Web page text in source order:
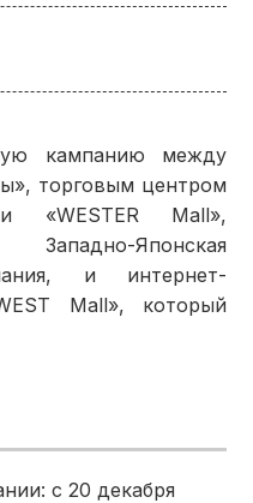
кампанию между
торговым центром
«WESTER Mall»,
Японская
и интернет-
Mall», который
с 20 декабря